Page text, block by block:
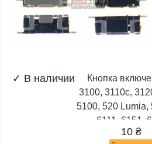
✓ В наличии
Кнопка
3100, 3110c,
5100, 520 Lumia,
6111, 6151,
10 ₴